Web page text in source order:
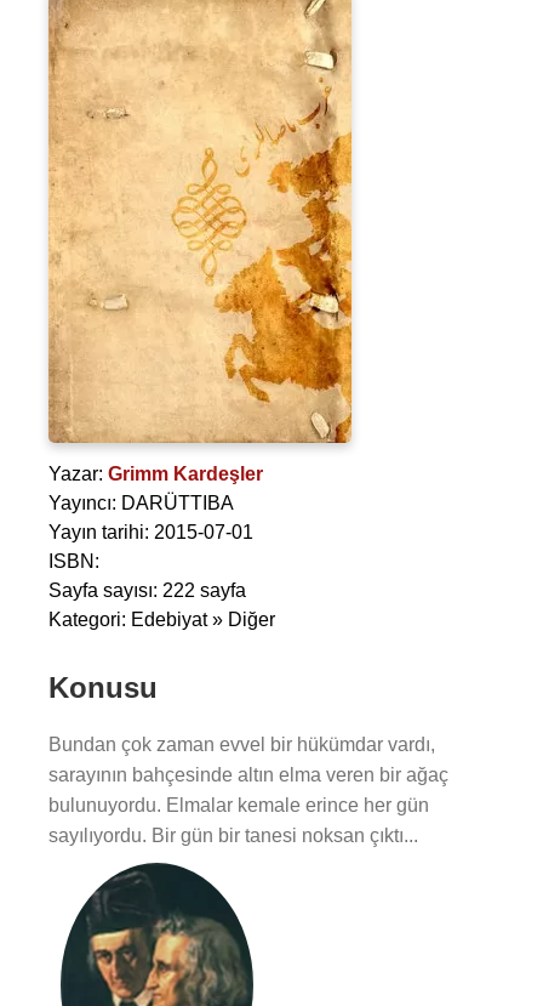
Yazar: Grimm Kardeşler
Yayıncı: DARÜTTIBA
Yayın tarihi: 2015-07-01
ISBN:
Sayfa sayısı: 222 sayfa
Kategori: Edebiyat » Diğer
Konusu
Bundan çok zaman evvel bir hükümdar vardı,
sarayının bahçesinde altın elma veren bir ağaç
bulunuyordu. Elmalar kemale erince her gün
sayılıyordu. Bir gün bir tanesi noksan çıktı...